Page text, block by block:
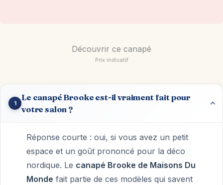
Découvrir ce canapé
Prix indicatif
1
Le canapé Brooke est-il vraiment fait pour
votre salon ?
Réponse courte : oui, si vous avez un petit
espace et un goût prononcé pour la déco
nordique. Le canapé Brooke de Maisons Du
Monde fait partie de ces modèles qui savent